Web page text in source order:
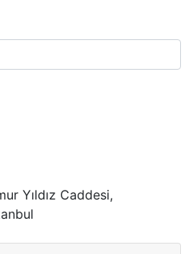
Yıldız Caddesi,